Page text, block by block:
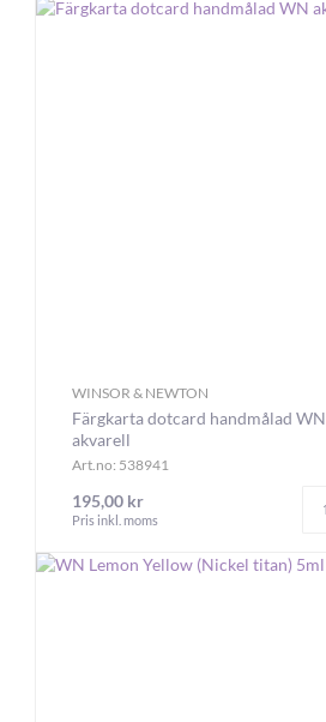
eller av studiekvalitet här.
WINSOR & NEWTON
Färgkarta dotcard handmålad WN
akvarell
Art.no: 538941
195,00 kr
Pris inkl. moms